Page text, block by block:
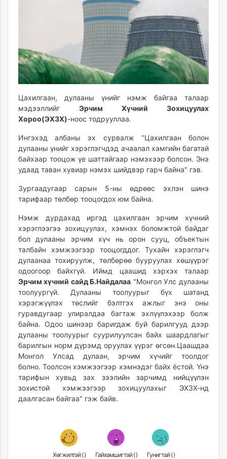
24tsag.mn
shuud.mn
eagle.mn
ergelt.mn
zarig.mn
today.mn
zuv.mn
mminfo.mn
ugluu.mn
urlag.mn
unen.mn
asu.mn
shuurhai.mn
unuudur.mn
isee.mn
mglradio.com
fact.mn
itoim.mn
tumen.mn
shuum.mn
times.mn
tvmongolia.mn
mass.mn
unegui.mn
assa.mn
toim.mn
tac.mn
Цахилгаан, дулааны үнийг нэмж байгаа талаар
мэдээллийг Эрчим Хүчний Зохицуулах
Хороо(ЭХЗХ)-ноос тодрууллаа.
Ингэхэд албаны эх сурвалж "Цахилгаан болон
дулааны үнийг хэрэглэгчдэд ачаалал хамгийн багатай
байхаар тооцож үе шаттайгаар нэмэхээр болсон. Энэ
удаад таван хувиар нэмэх шийдвэр гарч байна" гэв.
Зургаадугаар сарын 5-ны өдрөөс эхлэн шинэ
тарифаар төлбөр тооцогдох юм байна.
Нэмж дурдахад иргэд цахилгаан эрчим хүчний
хэрэглээгээ зохицуулах, хэмнэх боломжтой байдаг
бол дулааны эрчим хүч нь орон сууц, объектын
талбайн хэмжээгээр тооцогддог. Тухайн хэрэглэгч
дулаанаа тохируулж, төлбөрөө бууруулах хөшүүрэг
одоогоор байхгүй. Иймд цаашид хэрхэх талаар
Эрчим хүчний сайд Б.Найдалаа "Монгол Улс дулааны
тоолуургүй. Дулааны тоолуурыг бүх шатанд
хэрэгжүүлэх төслийг бэлтгэх ажлыг энэ оны
гуравдугаар улиралдаа багтаж эхлүүлэхээр болж
байна. Одоо шинээр баригдаж буй барилгууд дээр
дулааны тоолуурыг суурилуулсан байх шаардлагыг
барилгын норм дүрэмд оруулах үүрэг өгсөн.Цаашдаа
Монгол Улсад дулаан, эрчим хүчийг тоолдог
болно. Тоолсон хэмжээгээр хэмнэдэг байх ёстой. Үнэ
тарифын хувьд зах зээлийн зарчимд нийцүүлэн
зохистой хэмжээгээр зохицуулахыг ЭХЗХ-нд
даалгасан байгаа" гэж байв.
Хөгжилтэй () Гайхамшигтай () Гунигтай ()